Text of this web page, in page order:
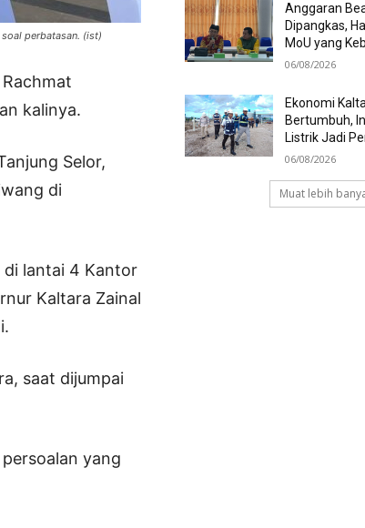
perbatasan. (ist)
kalinya.
Selor,
di
di lantai 4 Kantor
Kaltara Zainal
saat dijumpai
yang
Anggaran
Dipangkas,
MoU yang
06/08/2026
Ekonomi
Bertumbuh,
Listrik Jadi
06/08/2026
Muat lebih